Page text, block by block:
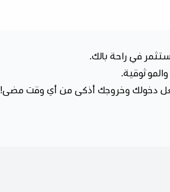
في راحة بالك.
دخولك وخروجك أذكى من أي وقت مضى!